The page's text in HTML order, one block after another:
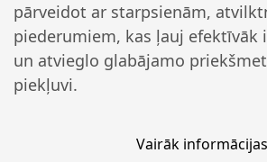
pārveidot ar starpsienām,
piederumiem, kas ļauj efektīvāk
un atvieglo glabājamo
piekļuvi.
Vairāk informācijas